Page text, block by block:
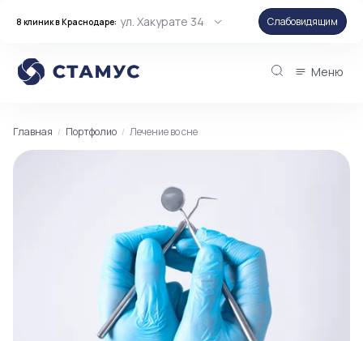
8 клиник в Краснодаре: ул. Хакурате 34 Слабовидящим
Меню
Главная Портфолио Лечение во сне